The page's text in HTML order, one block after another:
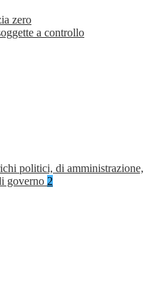
zero
a controllo
politici, di amministrazione,
governo 2